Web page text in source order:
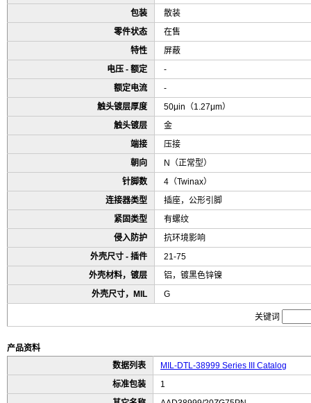
包装
散装
零件状态
在售
特性
屏蔽
电压 - 额定
-
额定电流
-
触头镀层厚度
50μin（1.27μm）
触头镀层
金
端接
压接
朝向
N（正常型）
针脚数
4（Twinax）
连接器类型
插座，公形引脚
紧固类型
有螺纹
侵入防护
抗环境影响
外壳尺寸 - 插件
21-75
外壳材料，镀层
铝，镀黑色锌镍
外壳尺寸，MIL
G
关键词
产品资料
数据列表
MIL-DTL-38999 Series III Catalog
标准包装
1